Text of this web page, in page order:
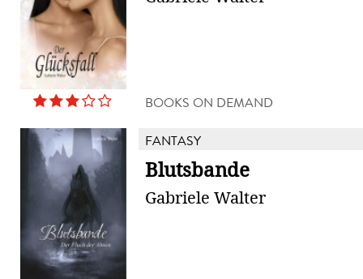
BOOKS ON DEMAND
FANTASY
Blutsbande
Gabriele Walter